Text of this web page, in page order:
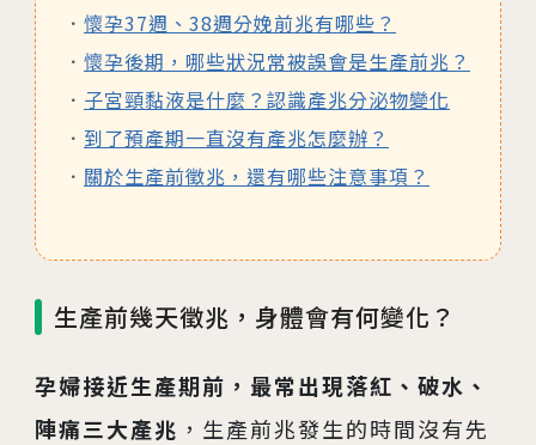
懷孕37週、38週分娩前兆有哪些？
懷孕後期，哪些狀況常被誤會是生產前兆？
子宮頸黏液是什麼？認識產兆分泌物變化
到了預產期一直沒有產兆怎麼辦？
關於生產前徵兆，還有哪些注意事項？
生產前幾天徵兆，身體會有何變化？
孕婦接近生產期前，最常出現落紅、破水、
陣痛三大產兆 ，生產前兆發生的時間沒有先